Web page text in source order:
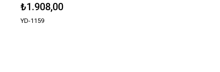
₺1.908,00
YD-1159